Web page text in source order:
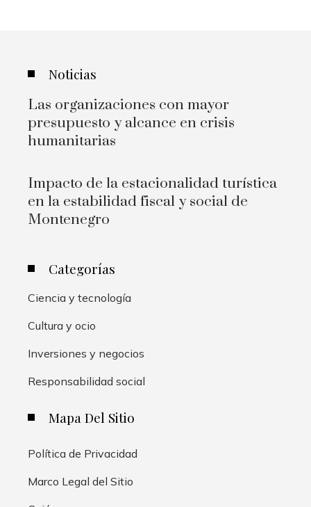
Noticias
Las organizaciones con mayor
presupuesto y alcance en crisis
humanitarias
Impacto de la estacionalidad turística
en la estabilidad fiscal y social de
Montenegro
Categorías
Ciencia y tecnología
Cultura y ocio
Inversiones y negocios
Responsabilidad social
Mapa Del Sitio
Política de Privacidad
Marco Legal del Sitio